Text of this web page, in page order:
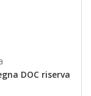
DOC riserva